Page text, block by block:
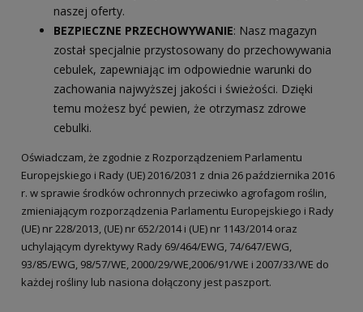
naszej oferty.
BEZPIECZNE PRZECHOWYWANIE: Nasz magazyn
został specjalnie przystosowany do przechowywania
cebulek, zapewniając im odpowiednie warunki do
zachowania najwyższej jakości i świeżości. Dzięki
temu możesz być pewien, że otrzymasz zdrowe
cebulki.
Oświadczam, że zgodnie z Rozporządzeniem Parlamentu
Europejskiego i Rady (UE) 2016/2031 z dnia 26 października 2016
r. w sprawie środków ochronnych przeciwko agrofagom roślin,
zmieniającym rozporządzenia Parlamentu Europejskiego i Rady
(UE) nr 228/2013, (UE) nr 652/2014 i (UE) nr 1143/2014 oraz
uchylającym dyrektywy Rady 69/464/EWG, 74/647/EWG,
93/85/EWG, 98/57/WE, 2000/29/WE,2006/91/WE i 2007/33/WE do
każdej rośliny lub nasiona dołączony jest paszport.